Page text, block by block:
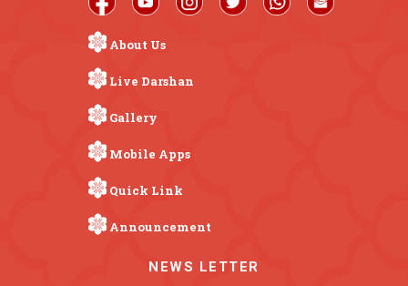
About Us
Live Darshan
Gallery
Mobile Apps
Quick Link
Announcement
NEWS LETTER